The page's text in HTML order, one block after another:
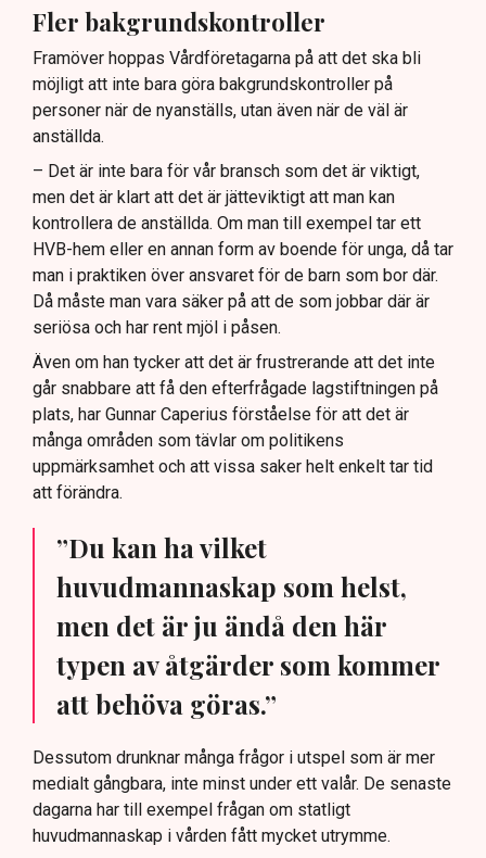
Fler bakgrundskontroller
Framöver hoppas Vårdföretagarna på att det ska bli
möjligt att inte bara göra bakgrundskontroller på
personer när de nyanställs, utan även när de väl är
anställda.
– Det är inte bara för vår bransch som det är viktigt,
men det är klart att det är jätteviktigt att man kan
kontrollera de anställda. Om man till exempel tar ett
HVB-hem eller en annan form av boende för unga, då tar
man i praktiken över ansvaret för de barn som bor där.
Då måste man vara säker på att de som jobbar där är
seriösa och har rent mjöl i påsen.
Även om han tycker att det är frustrerande att det inte
går snabbare att få den efterfrågade lagstiftningen på
plats, har Gunnar Caperius förståelse för att det är
många områden som tävlar om politikens
uppmärksamhet och att vissa saker helt enkelt tar tid
att förändra.
”Du kan ha vilket
huvudmannaskap som helst,
men det är ju ändå den här
typen av åtgärder som kommer
att behöva göras.”
Dessutom drunknar många frågor i utspel som är mer
medialt gångbara, inte minst under ett valår. De senaste
dagarna har till exempel frågan om statligt
huvudmannaskap i vården fått mycket utrymme.